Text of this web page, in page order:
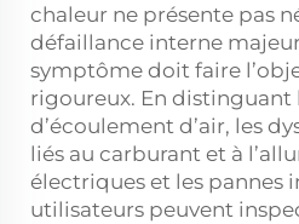
chaleur ne présente pas
défaillance interne
symptôme doit faire
rigoureux. En distinguant
d’écoulement d’air, les
liés au carburant et à
électriques et les pannes
utilisateurs peuvent